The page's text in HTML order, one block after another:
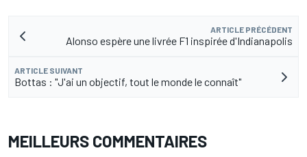
ARTICLE PRÉCÉDENT
Alonso espère une livrée F1 inspirée d'Indianapolis
ARTICLE SUIVANT
Bottas : "J'ai un objectif, tout le monde le connaît"
MEILLEURS COMMENTAIRES